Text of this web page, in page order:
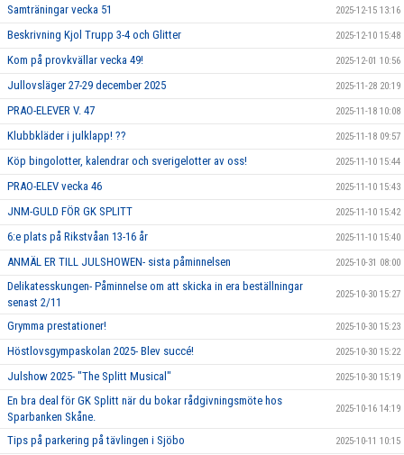
Samträningar vecka 51 2025-12-15 13:16
Beskrivning Kjol Trupp 3-4 och Glitter 2025-12-10 15:48
Kom på provkvällar vecka 49! 2025-12-01 10:56
Jullovsläger 27-29 december 2025 2025-11-28 20:19
PRAO-ELEVER V. 47 2025-11-18 10:08
Klubbkläder i julklapp! ?? 2025-11-18 09:57
Köp bingolotter, kalendrar och sverigelotter av oss! 2025-11-10 15:44
PRAO-ELEV vecka 46 2025-11-10 15:43
JNM-GULD FÖR GK SPLITT 2025-11-10 15:42
6:e plats på Rikstvåan 13-16 år 2025-11-10 15:40
ANMÄL ER TILL JULSHOWEN- sista påminnelsen 2025-10-31 08:00
Delikatesskungen- Påminnelse om att skicka in era beställningar
senast 2/11
2025-10-30 15:27
Grymma prestationer! 2025-10-30 15:23
Höstlovsgympaskolan 2025- Blev succé! 2025-10-30 15:22
Julshow 2025- "The Splitt Musical" 2025-10-30 15:19
En bra deal för GK Splitt när du bokar rådgivningsmöte hos
Sparbanken Skåne.
2025-10-16 14:19
Tips på parkering på tävlingen i Sjöbo 2025-10-11 10:15